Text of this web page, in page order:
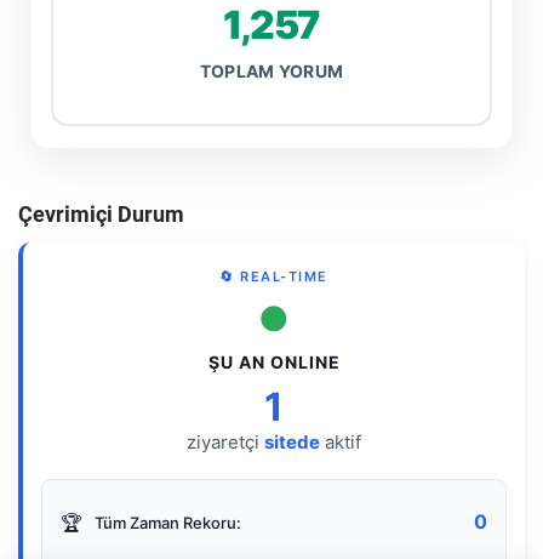
1,257
TOPLAM YORUM
Çevrimiçi Durum
🔄 REAL-TIME
●
ŞU AN ONLINE
1
ziyaretçi sitede aktif
🏆 Tüm Zaman Rekoru: 0